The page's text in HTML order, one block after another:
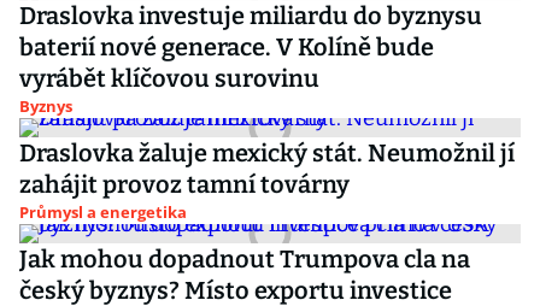
Draslovka investuje miliardu do byznysu
baterií nové generace. V Kolíně bude
vyrábět klíčovou surovinu
Byznys
Draslovka žaluje mexický stát. Neumožnil jí
zahájit provoz tamní továrny
Průmysl a energetika
Jak mohou dopadnout Trumpova cla na
český byznys? Místo exportu investice